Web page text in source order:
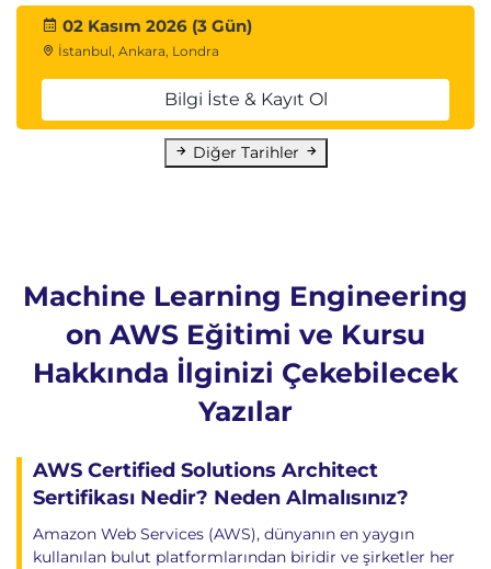
Gerçek zamanlı çıkarım
Batch inference
Edge deployment
Inference Altyapıları
Endpoint yönetimi
Trafik yönlendirme stratejileri
Model karşılaştırmaları
Canary deployment yaklaşımları
AWS ML Güvenliği
IAM politikaları
Rol bazlı erişim
Güvenli ML ortamları
02 Kasım 2026 (3 Gün)
İstanbul, Ankara, Londra
Bilgi İste & Kayıt Ol
Diğer Tarihler
Machine Learning Engineering
on AWS Eğitimi ve Kursu
Hakkında İlginizi Çekebilecek
Yazılar
AWS Certified Solutions Architect
Sertifikası Nedir? Neden Almalısınız?
Amazon Web Services (AWS), dünyanın en yaygın
kullanılan bulut platformlarından biridir ve şirketler her